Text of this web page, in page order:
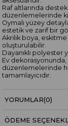
Raf altlarında
düzenlemelerinde
Oymalı yüzey
estetik ve zarif bir
Akrilik boya,
oluşturulabilir.
Dayanıklı polyester
Ev dekorasyonunda,
düzenlemelerinde
tamamlayıcıdır.
YORUMLAR(0)
ÖDEME